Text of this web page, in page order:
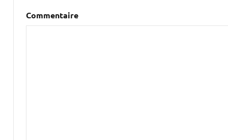
Commentaire